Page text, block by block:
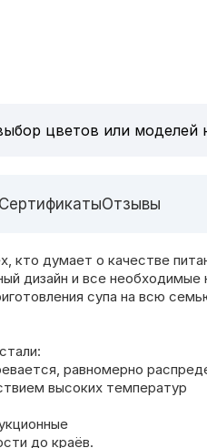
цветов или моделей
СертификатыОтзывы
кто думает о качестве
дизайн и все
супа на всю
равномерно
высоких температур
до краёв.